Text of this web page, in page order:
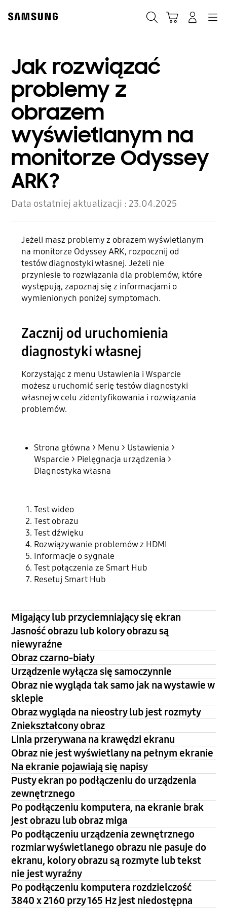
content
Jak rozwiązać
problemy z
obrazem
wyświetlanym na
monitorze Odyssey
ARK?
Data ostatniej aktualizacji :23.04.2025
Jeżeli masz problemy z obrazem wyświetlanym
na monitorze Odyssey ARK, rozpocznij od
testów diagnostyki własnej. Jeżeli nie
przyniesie to rozwiązania dla problemów, które
występują, zapoznaj się z informacjami o
wymienionych poniżej symptomach.
Zacznij od uruchomienia
diagnostyki własnej
Korzystając z menu Ustawienia i Wsparcie
możesz uruchomić serię testów diagnostyki
własnej w celu zidentyfikowania i rozwiązania
problemów.
Strona główna > Menu > Ustawienia >
Wsparcie > Pielęgnacja urządzenia >
Diagnostyka własna
Test wideo
Test obrazu
Test dźwięku
Rozwiązywanie problemów z HDMI
Informacje o sygnale
Test połączenia ze Smart Hub
Resetuj Smart Hub
Migający lub przyciemniający się ekran
Jasność obrazu lub kolory obrazu są
niewyraźne
Obraz czarno-biały
Urządzenie wyłącza się samoczynnie
Obraz nie wygląda tak samo jak na wystawie w
sklepie
Obraz wygląda na nieostry lub jest rozmyty
Zniekształcony obraz
Linia przerywana na krawędzi ekranu
Obraz nie jest wyświetlany na pełnym ekranie
Na ekranie pojawiają się napisy
Pusty ekran po podłączeniu do urządzenia
zewnętrznego
Po podłączeniu komputera, na ekranie brak
jest obrazu lub obraz miga
Po podłączeniu urządzenia zewnętrznego
rozmiar wyświetlanego obrazu nie pasuje do
ekranu, kolory obrazu są rozmyte lub tekst
nie jest wyraźny
Po podłączeniu komputera rozdzielczość
3840 x 2160 przy 165 Hz jest niedostępna